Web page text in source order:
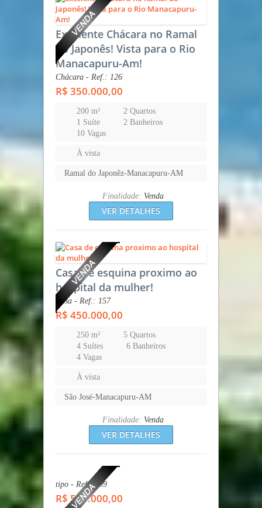
Excelente Chácara no Ramal
do Japonês! Vista para o Rio
Manacapuru-Am!
Chácara - Ref.: 126
R$ 350.000,00
200 m²
2 Quartos
1 Suíte
2 Banheiros
10 Vagas
À vista
Ramal do Japonêz-Manacapuru-AM
Finalidade: Venda
VER DETALHES
Casa de esquina proximo ao
hospital da mulher!
Casa - Ref.: 157
R$ 450.000,00
250 m²
5 Quartos
4 Suítes
6 Banheiros
4 Vagas
À vista
São José-Manacapuru-AM
Finalidade: Venda
VER DETALHES
tipo - Ref.: 109
R$ 500.000,00